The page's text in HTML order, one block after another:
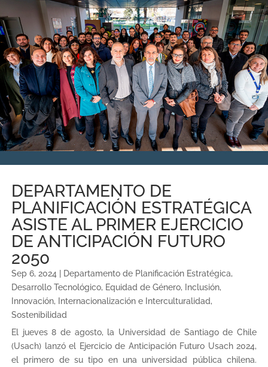
DEPARTAMENTO DE
PLANIFICACIÓN ESTRATÉGICA
ASISTE AL PRIMER EJERCICIO
DE ANTICIPACIÓN FUTURO
2050
Sep 6, 2024 Departamento de Planificación Estratégica,
Desarrollo Tecnológico, Equidad de Género, Inclusión,
Innovación, Internacionalización e Interculturalidad,
Sostenibilidad
El jueves 8 de agosto, la Universidad de Santiago de Chile
(Usach) lanzó el Ejercicio de Anticipación Futuro Usach 2024,
el primero de su tipo en una universidad pública chilena.